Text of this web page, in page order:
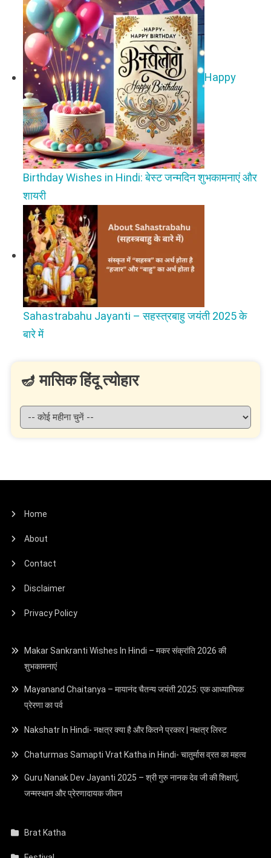
Happy
Birthday Wishes in Hindi: बेस्ट जन्मदिन शुभकामनाएं और
शायरी
Sahastrabahu Jayanti – सहस्त्रबाहु जयंती 2025 के
बारे में
🪔 मासिक हिंदू त्योहार
Home
About
Contact
Disclaimer
Privacy Policy
Makar Sankranti Wishes In Hindi – मकर संक्रांति 2026 की
शुभकामनाएं
Mayanand Chaitanya – मायानंद चैतन्य जयंती 2025: एक आध्यात्मिक
प्रेरणा का पर्व
Nakshatr In Hindi- नक्षत्र क्या है और कितने प्रकार | नक्षत्र लिस्ट
Chaturmas Samapti Vrat Katha in Hindi- चातुर्मास व्रत का महत्व
Guru Nanak Dev Jayanti 2025 – श्री गुरु नानक देव जी की शिक्षाएं,
जन्मस्थान और प्रेरणादायक जीवन
Brat Katha